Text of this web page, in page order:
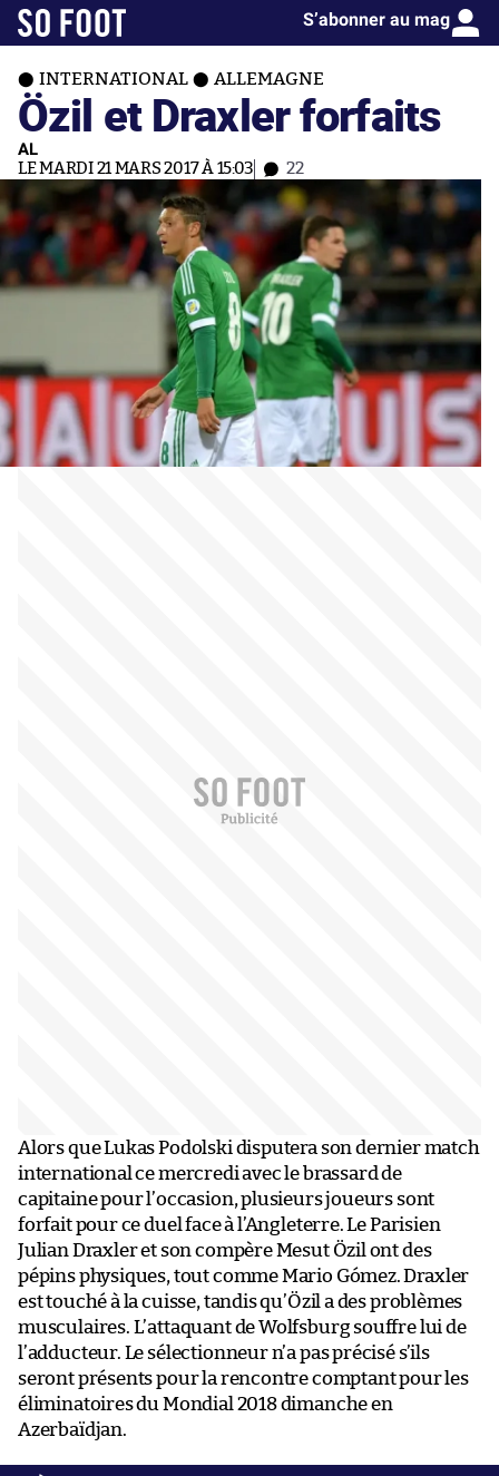
S’abonner au mag
INTERNATIONAL ALLEMAGNE
Özil et Draxler forfaits
AL
LE MARDI 21 MARS 2017 À 15:03 22
Alors que Lukas Podolski disputera son dernier match
international ce mercredi avec le brassard de
capitaine pour l’occasion, plusieurs joueurs sont
forfait pour ce duel face à l’Angleterre. Le Parisien
Julian Draxler et son compère Mesut Özil ont des
pépins physiques, tout comme Mario Gómez. Draxler
est touché à la cuisse, tandis qu’Özil a des problèmes
musculaires. L’attaquant de Wolfsburg souffre lui de
l’adducteur. Le sélectionneur n’a pas précisé s’ils
seront présents pour la rencontre comptant pour les
éliminatoires du Mondial 2018 dimanche en
Azerbaïdjan.